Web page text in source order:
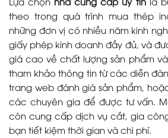
theo trong quá trình mua thép
những đơn vị có nhiều năm kinh
giấy phép kinh doanh đầy đủ, và
giá cao về chất lượng sản phẩm
tham khảo thông tin từ các diễn
trang web đánh giá sản phẩm,
các chuyên gia để được tư vấn.
còn cung cấp dịch vụ cắt, gia
bạn tiết kiệm thời gian và chi phí.